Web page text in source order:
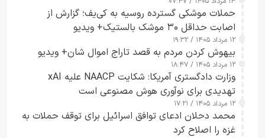
حملات موشکی گسترده روسیه به کی‌یف؛ گزارش از
اصابت حداقل ۳۰ موشک بالستیک+ ویدیو
۱۲ مرداد ۱۴۰۵ / ۱۹:۳۲
بیهوش کردن مردم به قصد تاراج اموال شان+ ویدیو
۱۲ مرداد ۱۴۰۵ / ۱۸:۴۷
وزارت دادگستری آمریکا: شکایت NAACP علیه xAI
تهدیدی برای نوآوری هوش مصنوعی است
۱۲ مرداد ۱۴۰۵ / ۱۷:۲۱
محمد دحلان ادعای توافق اسرائیل برای توقف حملات به
غزه را اصلاح کرد